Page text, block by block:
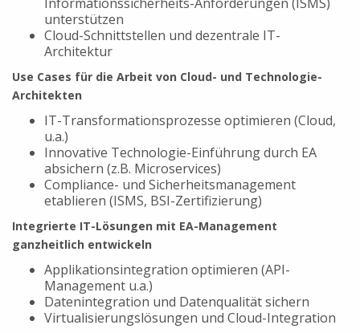
unterstützen
Cloud-Schnittstellen und dezentrale IT-
Architektur
Use Cases für die Arbeit von Cloud- und Technologie-
Architekten
IT-Transformationsprozesse optimieren (Cloud,
u.a.)
Innovative Technologie-Einführung durch EA
absichern (z.B. Microservices)
Compliance- und Sicherheitsmanagement
etablieren (ISMS, BSI-Zertifizierung)
Integrierte IT-Lösungen mit EA-Management
ganzheitlich entwickeln
Applikationsintegration optimieren (API-
Management u.a.)
Datenintegration und Datenqualität sichern
Virtualisierungslösungen und Cloud-Integration